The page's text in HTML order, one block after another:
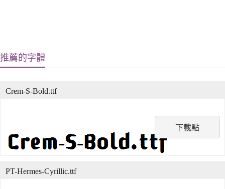
推薦的字體
下載點
Crem-S-Bold.ttf
PT-Hermes-Cyrillic.ttf